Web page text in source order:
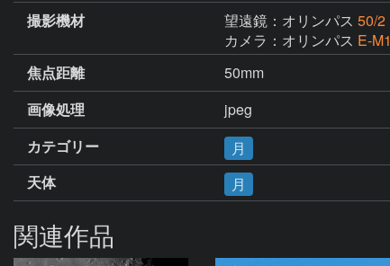
撮影機材
望遠鏡：オリンパス 50/2
カメラ：オリンパス E-M1
焦点距離
50mm
画像処理
jpeg
カテゴリー
月
天体
月
関連作品